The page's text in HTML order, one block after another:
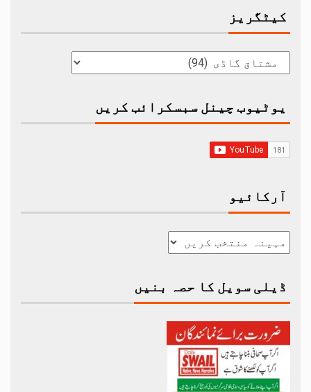
کیٹگریز
یوٹیوب چینل سبسکرائب کریں
آرکائیو
ڈیلی سویل کا حصہ بنیں